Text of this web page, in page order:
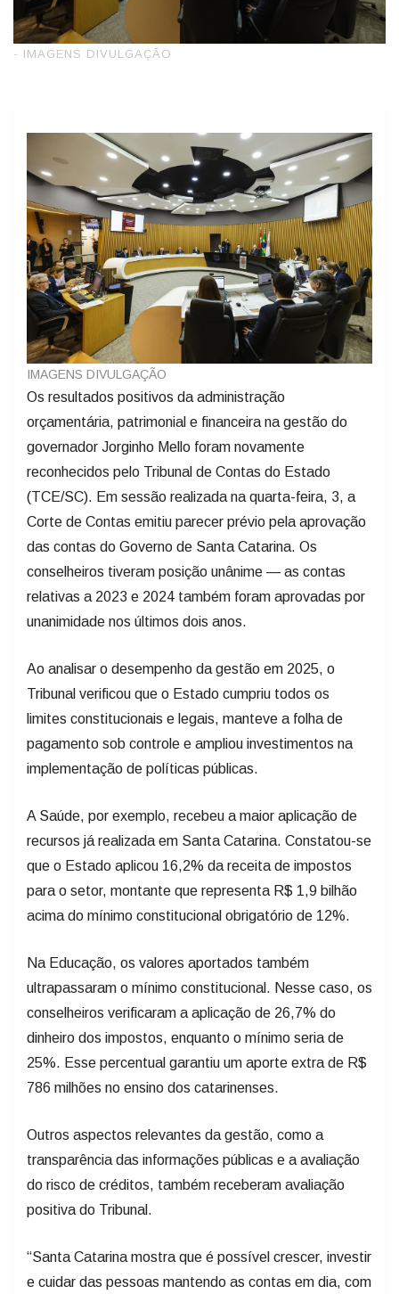
- IMAGENS DIVULGAÇÃO
IMAGENS DIVULGAÇÃO
Os resultados positivos da administração
orçamentária, patrimonial e financeira na gestão do
governador Jorginho Mello foram novamente
reconhecidos pelo Tribunal de Contas do Estado
(TCE/SC). Em sessão realizada na quarta-feira, 3, a
Corte de Contas emitiu parecer prévio pela aprovação
das contas do Governo de Santa Catarina. Os
conselheiros tiveram posição unânime — as contas
relativas a 2023 e 2024 também foram aprovadas por
unanimidade nos últimos dois anos.
Ao analisar o desempenho da gestão em 2025, o
Tribunal verificou que o Estado cumpriu todos os
limites constitucionais e legais, manteve a folha de
pagamento sob controle e ampliou investimentos na
implementação de políticas públicas.
A Saúde, por exemplo, recebeu a maior aplicação de
recursos já realizada em Santa Catarina. Constatou-se
que o Estado aplicou 16,2% da receita de impostos
para o setor, montante que representa R$ 1,9 bilhão
acima do mínimo constitucional obrigatório de 12%.
Na Educação, os valores aportados também
ultrapassaram o mínimo constitucional. Nesse caso, os
conselheiros verificaram a aplicação de 26,7% do
dinheiro dos impostos, enquanto o mínimo seria de
25%. Esse percentual garantiu um aporte extra de R$
786 milhões no ensino dos catarinenses.
Outros aspectos relevantes da gestão, como a
transparência das informações públicas e a avaliação
do risco de créditos, também receberam avaliação
positiva do Tribunal.
“Santa Catarina mostra que é possível crescer, investir
e cuidar das pessoas mantendo as contas em dia, com